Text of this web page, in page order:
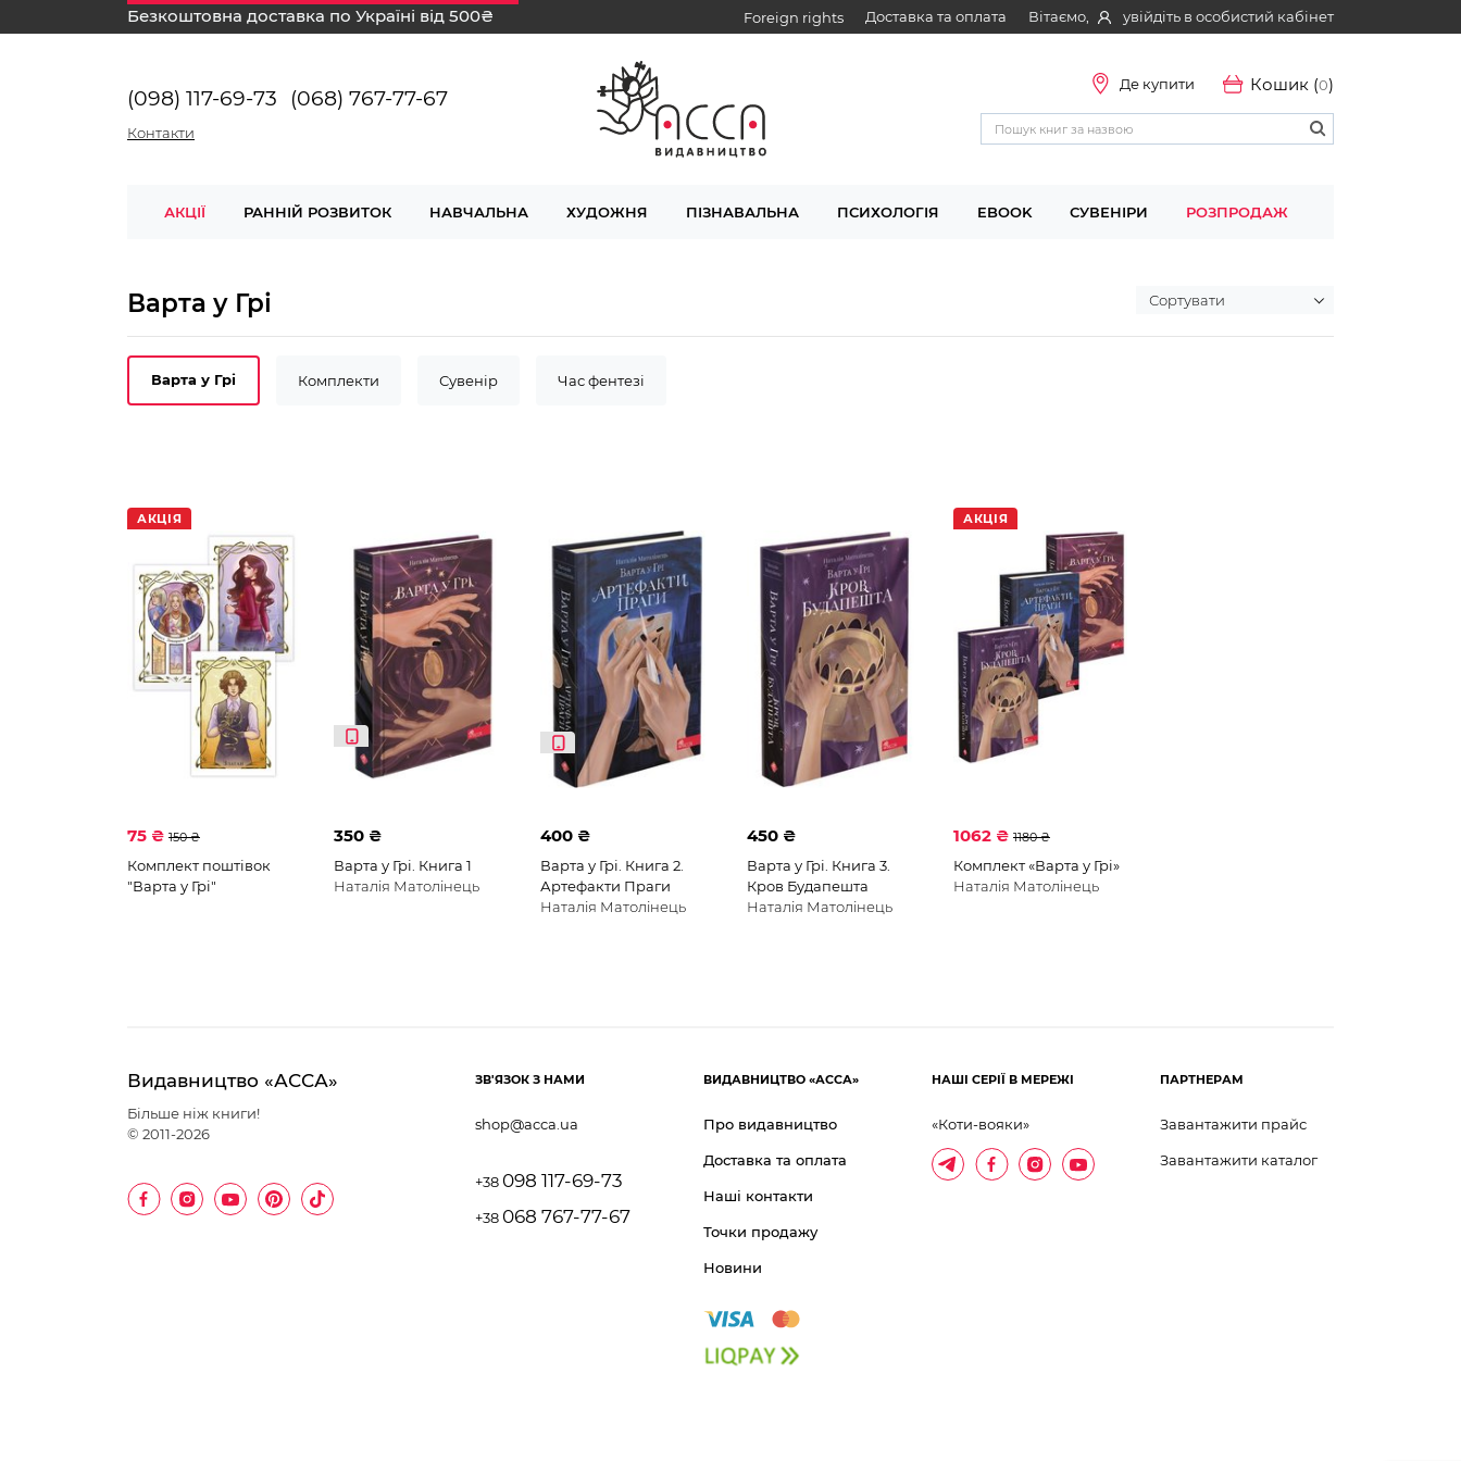
Безкоштовна доставка по Україні від 500₴ Foreign rights Доставка та оплата Вітаємо, увійдіть в особистий кабінет
(098) 117-69-73 (068) 767-77-67
Контакти
Де купити Кошик (0)
АКЦІЇ РАННІЙ РОЗВИТОК НАВЧАЛЬНА ХУДОЖНЯ ПІЗНАВАЛЬНА ПСИХОЛОГІЯ EBOOK СУВЕНІРИ РОЗПРОДАЖ
Варта у Грі
Комплекти Сувенір
Варта у Грі Час фентезі
АКЦІЯ
75 ₴ 150 ₴
Комплект поштівок
"Варта у Грі"
350 ₴
Варта у Грі. Книга 1
Наталія Матолінець
400 ₴
Варта у Грі. Книга 2.
Артефакти Праги
Наталія Матолінець
450 ₴
Варта у Грі. Книга 3.
Кров Будапешта
Наталія Матолінець
АКЦІЯ
1062 ₴ 1180 ₴
Комплект «Варта у Грі»
Наталія Матолінець
Видавництво «АССА»
Більше ніж книги!
© 2011-2026
ЗВ'ЯЗОК З НАМИ
shop@acca.ua
+38 098 117-69-73
+38 068 767-77-67
ВИДАВНИЦТВО «АССА»
Про видавництво
Доставка та оплата
Наші контакти
Точки продажу
Новини
НАШІ СЕРІЇ В МЕРЕЖІ
«Коти-вояки»
ПАРТНЕРАМ
Завантажити прайс
Завантажити каталог